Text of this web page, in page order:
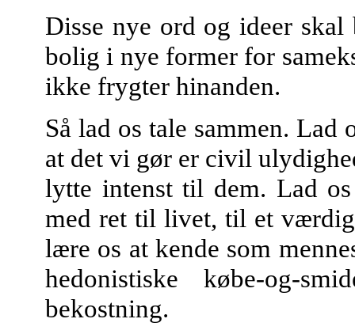
Disse nye ord og ideer
bolig i nye former for
ikke frygter hinanden.
Så lad os tale sammen. Lad
at det vi gør er civil
lytte intenst til dem. Lad
med ret til livet, til et
lære os at kende som
hedonistiske købe-og-
bekostning.